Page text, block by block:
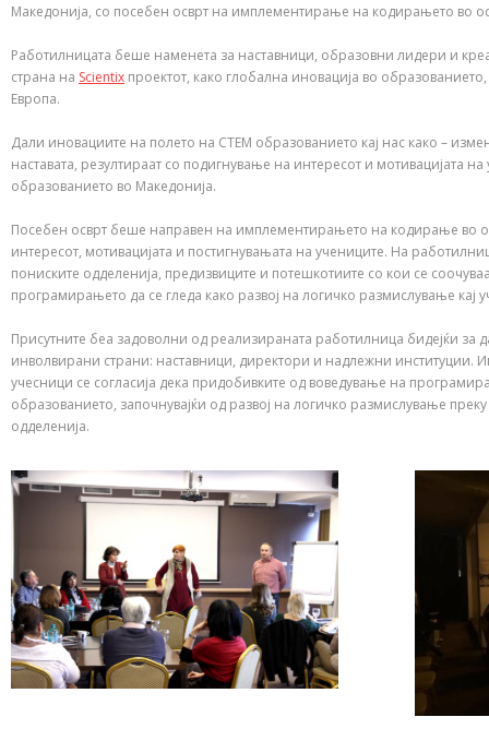
Македонија, со посебен осврт на имплементирање на кодирањето во
Работилницата беше наменета за наставници, образовни лидери и
страна на Scientix проектот, како глобална иновација во
Европа.
Дали иновациите на полето на СТЕМ образованието кај нас како –
наставата, резултираат со подигнување на интересот и
образованието во Македонија.
Посебен осврт беше направен на имплементирањето на кодирање во
интересот, мотивацијата и постигнувањата на учениците. На
пониските одделенија, предизвиците и потешкотиите со кои се
програмирањето да се гледа како развој на логичко размислување
Присутните беа задоволни од реализираната работилница бидејќи
инволвирани страни: наставници, директори и надлежни
учесници се согласија дека придобивките од воведување на
образованието, започнувајќи од развој на логичко размислување
одделенија.